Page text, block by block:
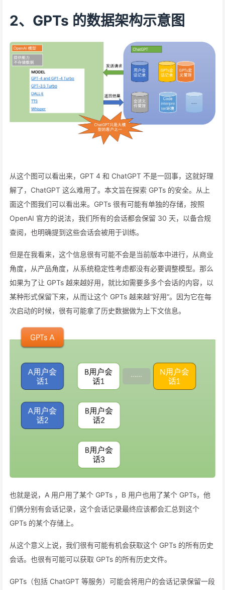
2、GPTs 的数据架构示意图
从这个图可以看出来，GPT 4 和 ChatGPT 不是一回事，这就好理
解了，ChatGPT 这么难用了。本文旨在探索 GPTs 的安全。从上
面这个图我们可以看出来。GPTs 很有可能有单独的存储，按照
OpenAI 官方的说法，我们所有的会话都会保留 30 天，以备合规
查阅，也明确提到这些会话会被用于训练。
但是在我看来，这个信息很有可能不会是当前版本中进行，从商业
角度，从产品角度，从系统稳定性考虑都没有必要调整模型。那么
如果为了让 GPTs 越来越好用，就比如需要多多个会话的内容，以
某种形式保留下来，从而让这个 GPTs 越来越“好用“。因为它在每
次启动的时候，很有可能拿了历史数据做为上下文信息。
也就是说，A 用户用了某个 GPTs ，B 用户也用了某个 GPTs，他
们俩分别有会话记录，这个会话记录最终应该都会汇总到这个
GPTs 的某个存储上。
从这个意义上说，我们很有可能有机会获取这个 GPTs 的所有历史
会话。也很有可能可以获取 GPTs 的所有历史文件。
GPTs（包括 ChatGPT 等服务）可能会将用户的会话记录保留一段